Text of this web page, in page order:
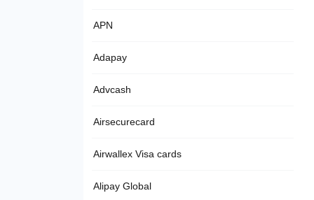
APN
Adapay
Advcash
Airsecurecard
Airwallex Visa cards
Alipay Global